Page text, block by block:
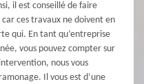
il est conseillé de faire
ces travaux ne doivent en
qui. En tant qu’entreprise
vous pouvez compter sur
nous vous
Il vous est d’une